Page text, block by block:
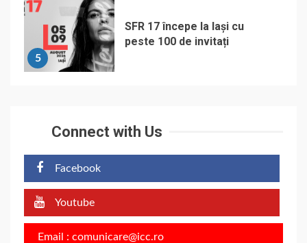
5
SFR 17 începe la Iași cu
peste 100 de invitați
Connect with Us
Facebook
Youtube
Email : comunicare@icc.ro